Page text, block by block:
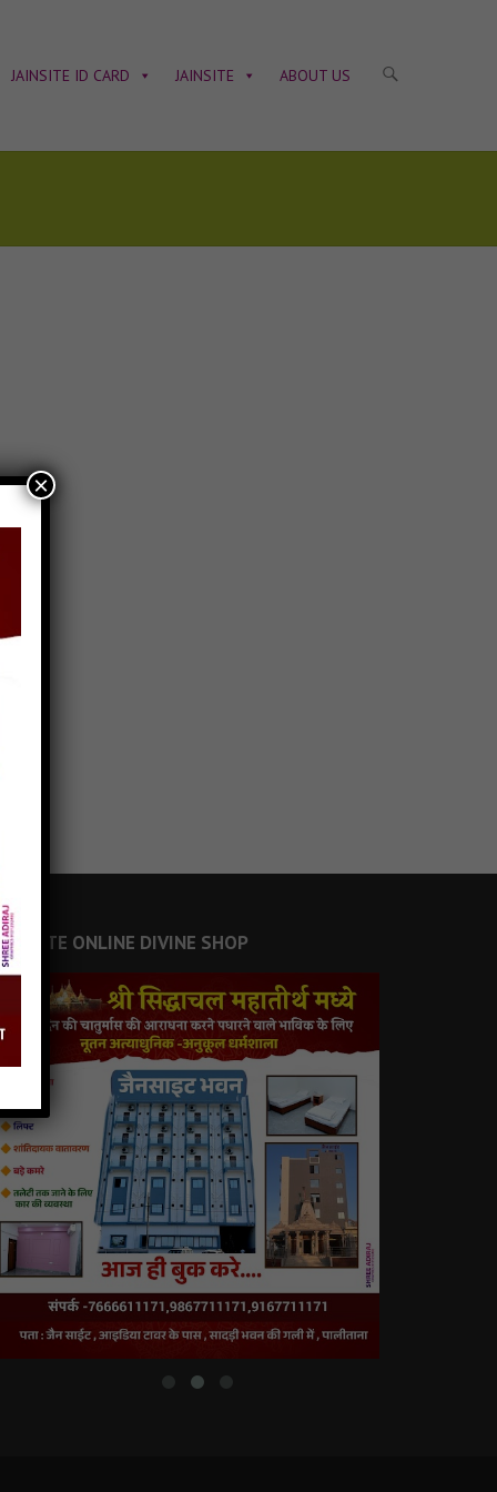
JAINSITE ID CARD JAINSITE ABOUT US
JAINSITE ONLINE DIVINE SHOP
×